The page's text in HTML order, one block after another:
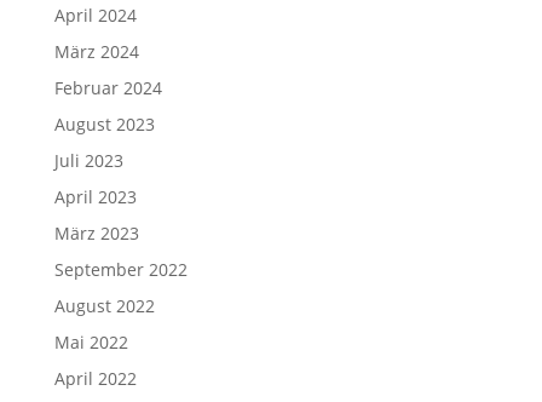
April 2024
März 2024
Februar 2024
August 2023
Juli 2023
April 2023
März 2023
September 2022
August 2022
Mai 2022
April 2022